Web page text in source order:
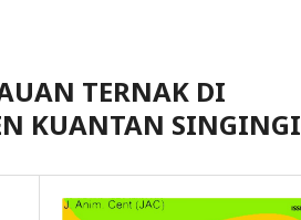
TERNAK DI
KUANTAN SINGINGI